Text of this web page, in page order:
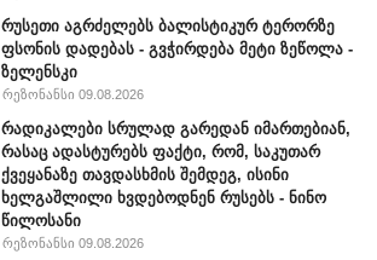
რუსეთი აგრძელებს ბალისტიკურ ტერორზე
ფსონის დადებას - გვჭირდება მეტი ზეწოლა -
ზელენსკი
რეზონანსი 09.08.2026
რადიკალები სრულად გარედან იმართებიან,
რასაც ადასტურებს ფაქტი, რომ, საკუთარ
ქვეყანაზე თავდასხმის შემდეგ, ისინი
ხელგაშლილი ხვდებოდნენ რუსებს - ნინო
წილოსანი
რეზონანსი 09.08.2026